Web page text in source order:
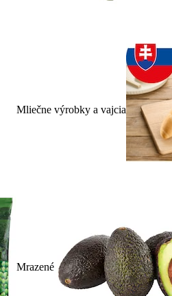
Mliečne výrobky a vajcia
Mrazené